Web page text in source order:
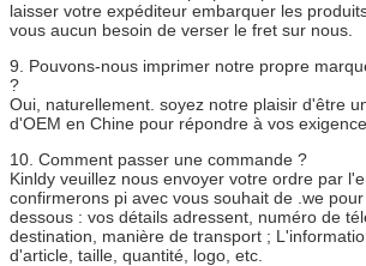
laisser votre expéditeur embarquer les
vous aucun besoin de verser le fret sur nous.
9. Pouvons-nous imprimer notre propre
?
Oui, naturellement. soyez notre plaisir d'être
d'OEM en Chine pour répondre à vos
10. Comment passer une commande ?
Kinldy veuillez nous envoyer votre ordre par
confirmerons pi avec vous souhait de .we
dessous : vos détails adressent, numéro de
destination, manière de transport ;
d'article, taille, quantité, logo, etc.